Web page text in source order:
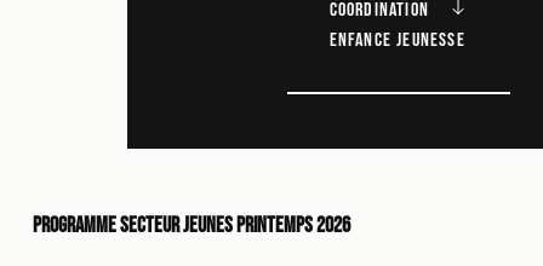
coordination
enfance jeunesse
Programme secteur jeunes Printemps 2026